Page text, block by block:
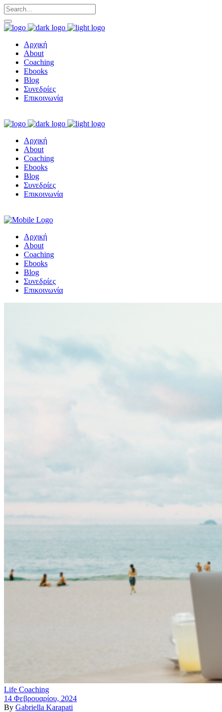
Αρχική
About
Coaching
Ebooks
Blog
Συνεδρίες
Επικοινωνία
Αρχική
About
Coaching
Ebooks
Blog
Συνεδρίες
Επικοινωνία
Αρχική
About
Coaching
Ebooks
Blog
Συνεδρίες
Επικοινωνία
Life Coaching
14 Φεβρουαρίου, 2024
By Gabriella Karapati